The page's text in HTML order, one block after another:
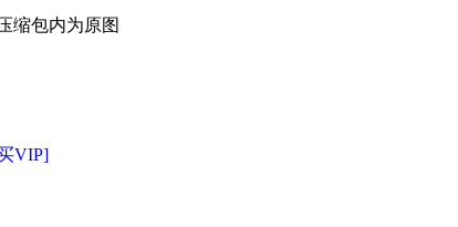
缩包内为原图
VIP]